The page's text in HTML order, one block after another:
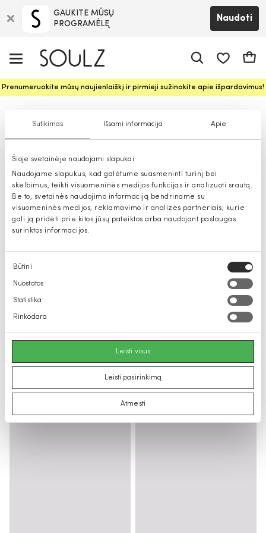
Sutikimas Išsami informacija Apie
Šioje svetainėje naudojami slapukai
Naudojame slapukus, kad galėtume suasmeninti turinį bei
skelbimus, teikti visuomeninės medijos funkcijas ir analizuoti srautą.
Be to, svetainės naudojimo informaciją bendriname su
visuomeninės medijos, reklamavimo ir analizės partneriais, kurie
gali ją pridėti prie kitos jūsų pateiktos arba naudojant paslaugas
surinktos informacijos.
Sutikimo
pasirinkimas
Būtini
Nuostatos
Statistika
Rinkodara
Leisti visus
Leisti pasirinkimą
Atmesti
GAUKITE MŪSŲ
PROGRAMĖLĘ
Naudoti
Prenumeruokite mūsų naujienlaiškį ir pirmieji sužinokite apie išpardavimus!
Suknelės moterims